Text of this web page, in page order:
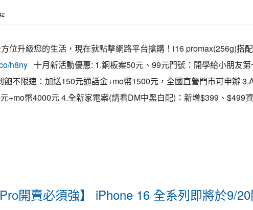
位升級您的生活，現在就點擊網路平台搶購！i16 promax(256g)搭
h8ny 十月新活動優惠: 1.銅板案50元、99元門號：開學給小朋友第
不限速：加送150元通話金+mo幣1500元，全國直營門市可申辦
+mo幣4000元 4.全新家電案(請看DM中黑白配)：新增$399、$499
開賣必須強】 iPhone 16 全系列即將於9/20